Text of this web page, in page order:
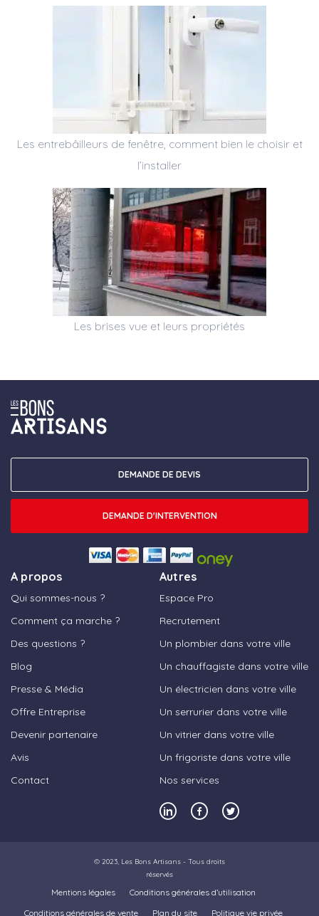
Les entrebâilleurs de fenêtre, comment bien le choisir et
l’installer
Les brises vue et leurs propriétés
A propos
Qui sommes-nous ?
Comment ça marche ?
Des questions ?
Blog
Presse & Média
Offre Entreprise
Devenir partenaire
Avis
Contact
Autres
Espace Pro
Recrutement
Un plombier dans votre ville
Un chauffagiste dans votre ville
Un électricien dans votre ville
Un serrurier dans votre ville
Un vitrier dans votre ville
Un frigoriste dans votre ville
Nos services
DEMANDE DE DEVIS
DEMANDE D'INTERVENTION
© 2023, Les Bons Artisans - Tous droits
réservés
Mentions légales
Conditions générales d’utilisation
Conditions générales de vente
Plan du site Politique vie privée